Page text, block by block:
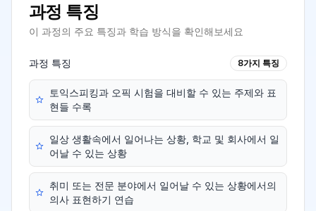
과정 특징
이 과정의 주요 특징과 학습 방식을 확인해보세요
과정 특징 8가지 특징
토익스피킹과 오픽 시험을 대비할 수 있는 주제와 표
현들 수록
일상 생활속에서 일어나는 상황, 학교 및 회사에서 일
어날 수 있는 상황
취미 또는 전문 분야에서 일어날 수 있는 상황에서의
의사 표현하기 연습